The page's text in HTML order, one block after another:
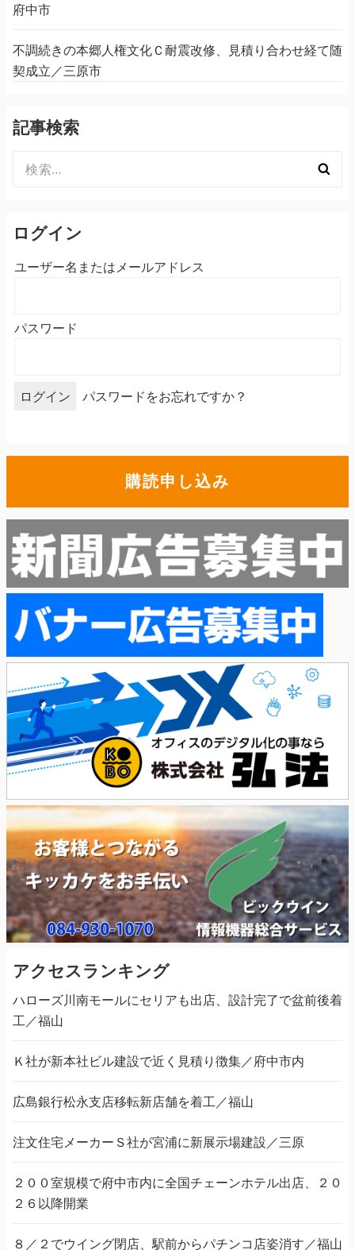
府中市
不調続きの本郷人権文化Ｃ耐震改修、見積り合わせ経て随
契成立／三原市
記事検索
索:
ログイン
ユーザー名またはメールアドレス
パスワード
パスワードをお忘れですか？
購読申し込み
アクセスランキング
ハローズ川南モールにセリアも出店、設計完了で盆前後着
工／福山
Ｋ社が新本社ビル建設で近く見積り徴集／府中市内
広島銀行松永支店移転新店舗を着工／福山
注文住宅メーカーＳ社が宮浦に新展示場建設／三原
２００室規模で府中市内に全国チェーンホテル出店、２０
２６以降開業
８／２でウイング閉店、駅前からパチンコ店姿消す／福山